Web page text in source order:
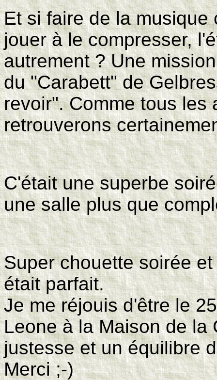
Et si faire de la
jouer à le compresser,
autrement ? Une
du "Carabett" de
revoir". Comme tous les
retrouverons
C'était une superbe
une salle plus que
Super chouette soirée
était parfait.
Je me réjouis d'être le
Leone à la Maison de la
justesse et un équilibre
Merci ;-)